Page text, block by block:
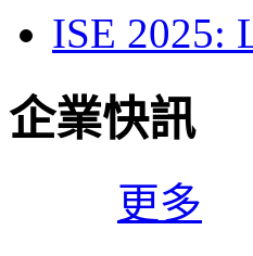
ISE 2025:
企業快訊
更多